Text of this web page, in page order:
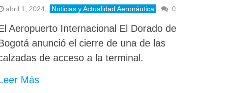
abril 1, 2024 Noticias y Actualidad Aeronáutica 0
Aeropuerto Internacional El Dorado de
anunció el cierre de una de las
de acceso a la terminal.
Más